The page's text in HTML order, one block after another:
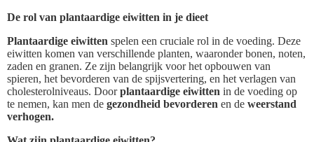
De rol van plantaardige eiwitten in je dieet
Plantaardige eiwitten spelen een cruciale rol in de voeding. Deze
eiwitten komen van verschillende planten, waaronder bonen, noten,
zaden en granen. Ze zijn belangrijk voor het opbouwen van
spieren, het bevorderen van de spijsvertering, en het verlagen van
cholesterolniveaus. Doorplantaardige eiwitten in de voeding op
te nemen, kan men de gezondheid bevorderen en de weerstand
verhogen.